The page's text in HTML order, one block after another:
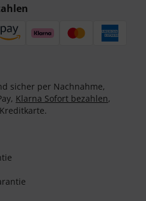
sicher per Nachnahme,
Klarna Sofort bezahlen,